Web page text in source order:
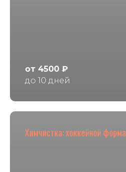
от 4500 ₽
до 10 дней
Химчистка: хоккейной форма